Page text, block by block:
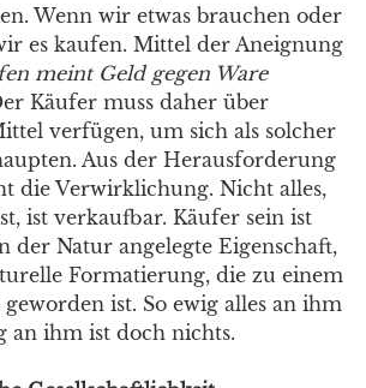
Wenn wir etwas brauchen oder
es kaufen. Mittel der Aneignung
meint Geld gegen Ware
Käufer muss daher über
verfügen, um sich als solcher
Aus der Herausforderung
die Verwirklichung. Nicht alles,
ist verkaufbar. Käufer sein ist
der Natur angelegte Eigenschaft,
Formatierung, die zu einem
ist. So ewig alles an ihm
an ihm ist doch nichts.